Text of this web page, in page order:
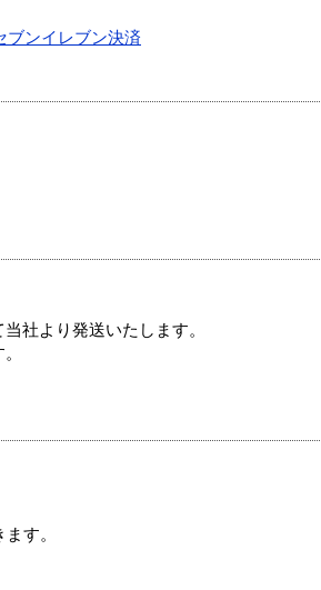
ブンイレブン決済
社より発送いたします。
す。